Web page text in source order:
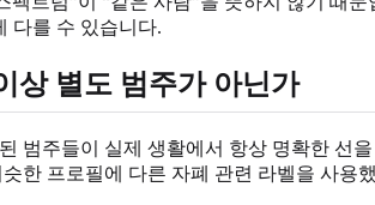
다를 수 있습니다.
상 별도 범주가 아닌가
범주들이 실제 생활에서 항상 명확한 선
한 프로필에 다른 자폐 관련 라벨을 사